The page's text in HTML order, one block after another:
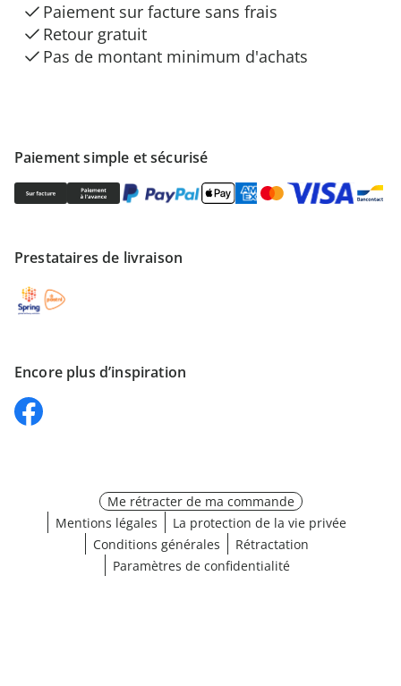
Paiement simple et sécurisé
Prestataires de livraison
Encore plus d’inspiration
Paiement sur facture sans frais
Retour gratuit
Pas de montant minimum d'achats
Me rétracter de ma commande
Mentions légales
La protection de la vie privée
Conditions générales
Rétractation
Paramètres de confidentialité